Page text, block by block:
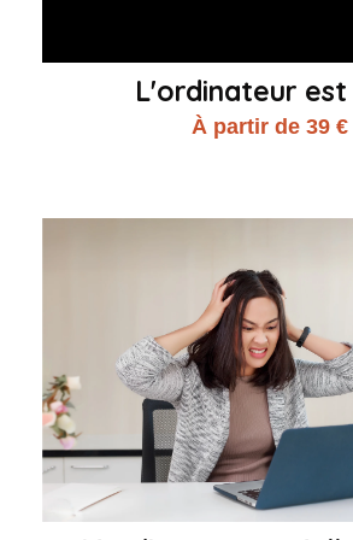
L'ordinateur
À partir de 39 €